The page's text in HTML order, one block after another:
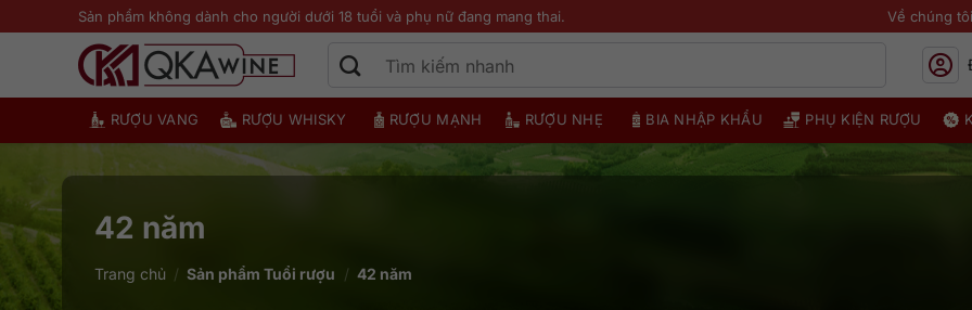
qua
Sản phẩm không dành cho người dưới 18 tuổi và phụ nữ đang mang thai. Về chúng tôi
RƯỢU VANG RƯỢU WHISKY RƯỢU MẠNH RƯỢU NHẸ BIA NHẬP KHẨU PHỤ KIỆN RƯỢU
42 năm
Trang chủ / Sản phẩm Tuổi rượu / 42 năm